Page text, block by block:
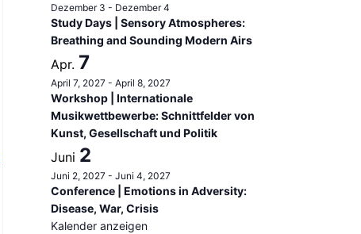
Dezember 3 - Dezember 4
Study Days | Sensory Atmospheres:
Breathing and Sounding Modern Airs
Apr. 7
April 7, 2027 -April 8, 2027
Workshop | Internationale
Musikwettbewerbe: Schnittfelder von
Kunst, Gesellschaft und Politik
Juni 2
Juni 2, 2027 -Juni 4, 2027
Conference | Emotions in Adversity:
Disease, War, Crisis
Kalender anzeigen